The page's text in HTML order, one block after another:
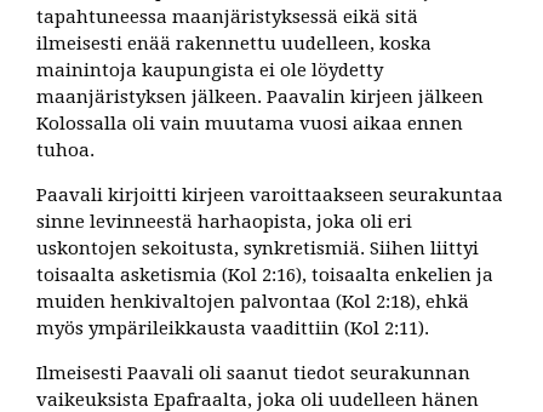
tapahtuneessa maanjäristyksessä eikä sitä
ilmeisesti enää rakennettu uudelleen, koska
mainintoja kaupungista ei ole löydetty
maanjäristyksen jälkeen. Paavalin kirjeen jälkeen
Kolossalla oli vain muutama vuosi aikaa ennen
tuhoa.
Paavali kirjoitti kirjeen varoittaakseen seurakuntaa
sinne levinneestä harhaopista, joka oli eri
uskontojen sekoitusta, synkretismiä. Siihen liittyi
toisaalta asketismia (Kol 2:16), toisaalta enkelien ja
muiden henkivaltojen palvontaa (Kol 2:18), ehkä
myös ympärileikkausta vaadittiin (Kol 2:11).
Ilmeisesti Paavali oli saanut tiedot seurakunnan
vaikeuksista Epafraalta, joka oli uudelleen hänen